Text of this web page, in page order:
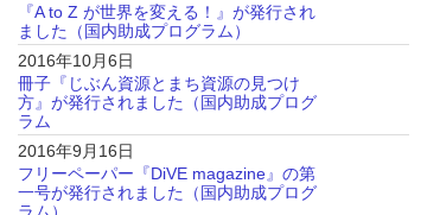
『A to Z が世界を変える！』が発行され
ました（国内助成プログラム）
2016年10月6日
冊子『じぶん資源とまち資源の見つけ
方』が発行されました（国内助成プログ
ラム
2016年9月16日
フリーペーパー『DiVE magazine』の第
一号が発行されました（国内助成プログ